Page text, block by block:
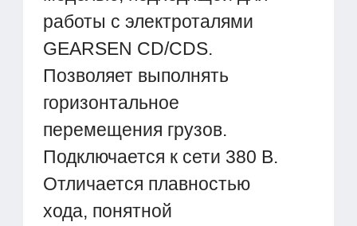
работы с электроталями
GEARSEN CD/CDS.
Позволяет выполнять
горизонтальное
перемещения грузов.
Подключается к сети 380 В.
Отличается плавностью
хода, понятной